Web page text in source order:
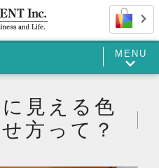
MENU
見える色
方って？